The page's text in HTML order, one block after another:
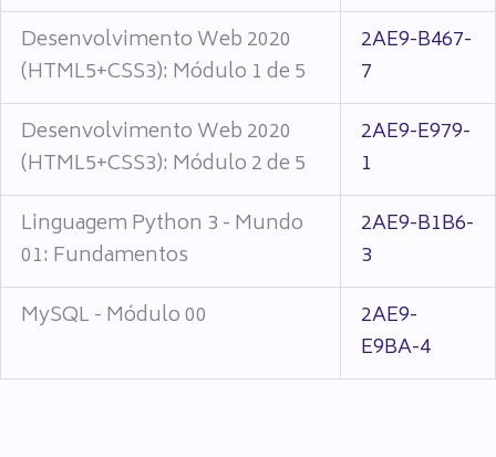
Desenvolvimento Web 2020
(HTML5+CSS3): Módulo 1 de 5
2AE9-B467-
7
Desenvolvimento Web 2020
(HTML5+CSS3): Módulo 2 de 5
2AE9-E979-
1
Linguagem Python 3 - Mundo
01: Fundamentos
2AE9-B1B6-
3
MySQL - Módulo 00
2AE9-
E9BA-4